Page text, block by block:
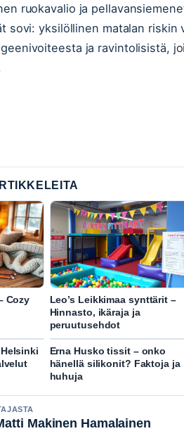
ruokavalio ja
sovi: yksilöllinen matalan
ja ravintolisistä,
Cozy
Leo’s Leikkimaa synttärit –
Hinnasto, ikäraja ja
peruutusehdot
Erna Husko tissit – onko
hänellä silikonit? Faktoja ja
huhuja
Makinen Hamalainen